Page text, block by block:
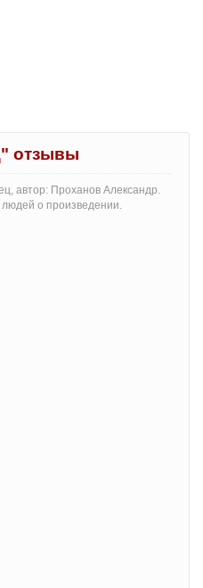
отзывы
автор: Проханов Александр.
о произведении.